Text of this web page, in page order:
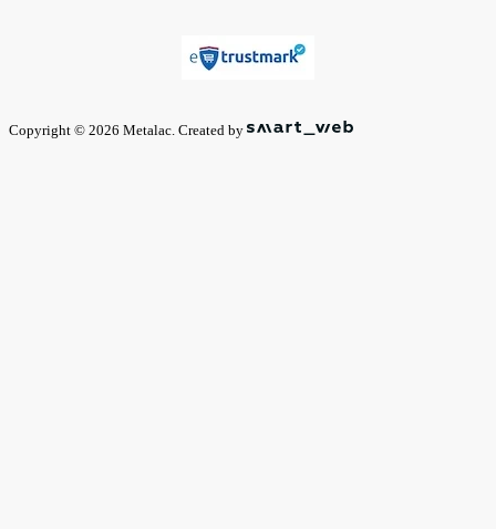
Copyright © 2026 Metalac. Created by